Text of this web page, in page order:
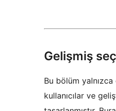
Gelişmiş
Bu bölüm
kullanıcılar ve